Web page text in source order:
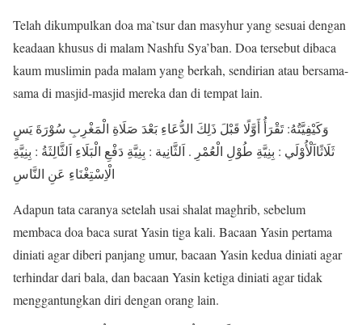
Telah dikumpulkan doa ma`tsur dan masyhur yang sesuai dengan
keadaan khusus di malam Nashfu Sya’ban. Doa tersebut dibaca
kaum muslimin pada malam yang berkah, sendirian atau bersama-
sama di masjid-masjid mereka dan di tempat lain.
وَكَيْفِيَّتُهُ: تَقْرَأُ أَوَّلًا قَبْلَ ذَلِكَ الدُّعَاءِ بَعْدَ صَلَاةِ الْمَغْرِبِ سُوْرَةَ يَسٍ
ثَلَاثًااَلْأُوْلَي : بِنِيَّةِ طُوْلِ الْعُمْرِ . اَلثَّانِية : بِنِيَّةِ دَفْعِ الْبَلَاءِ اَلثَّالِثَةُ : بِنِيَّةِ
الْاِسْتِغْنَاءِ عَنِ النَّاسِ
Adapun tata caranya setelah usai shalat maghrib, sebelum
membaca doa baca surat Yasin tiga kali. Bacaan Yasin pertama
diniati agar diberi panjang umur, bacaan Yasin kedua diniati agar
terhindar dari bala, dan bacaan Yasin ketiga diniati agar tidak
menggantungkan diri dengan orang lain.